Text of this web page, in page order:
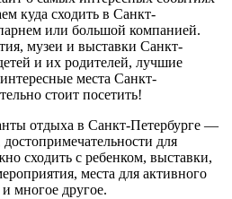
куда сходить в Санкт-
или большой компанией.
музеи и выставки Санкт-
и их родителей, лучшие
места Санкт-
стоит посетить!
отдыха в Санкт-Петербурге —
для
сходить с ребенком, выставки,
места для активного
многое другое.